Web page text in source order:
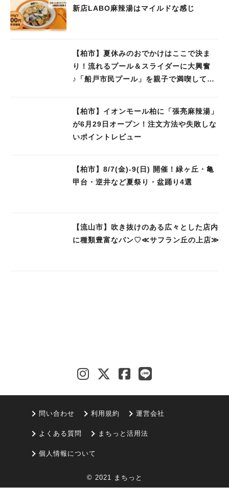
新店LABO麻辣湯はマイルドな感じ
【柏市】夏休みのおでかけはここで決ま
り！流れるプール＆スライダーに大興奮
♪「船戸市民プール」を親子で満喫してき
【柏市】イオンモール柏に「張亮麻辣湯」
が6月29日オープン！注文方法や失敗しな
いポイントレビュー
【柏市】8/7(金)‐9(日) 開催！緑ヶ丘・亀
甲台・逆井など夏祭り・盆踊り4選
【流山市】吹き抜けのある広々とした店内
に種類豊富なパン♡≪サフラン丘の上店≫
問い合わせ 利用規約 運営会社
よくある質問 まちっと活用法
個人情報について
© 2021 まちっと